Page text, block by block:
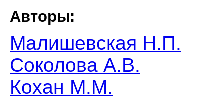
Авторы:
Малишевская Н.П.
Соколова А.В.
Кохан М.М.